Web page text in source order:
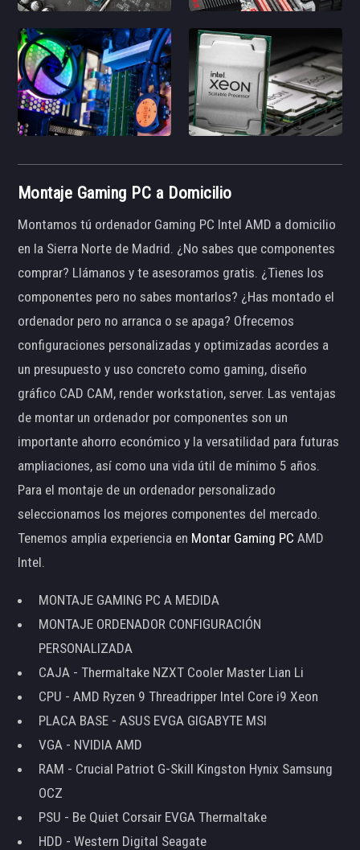
Montaje Gaming PC a Domicilio
Montamos tú ordenador Gaming PC Intel AMD a domicilio
en la Sierra Norte de Madrid. ¿No sabes que componentes
comprar? Llámanos y te asesoramos gratis. ¿Tienes los
componentes pero no sabes montarlos? ¿Has montado el
ordenador pero no arranca o se apaga? Ofrecemos
configuraciones personalizadas y optimizadas acordes a
un presupuesto y uso concreto como gaming, diseño
gráfico CAD CAM, render workstation, server. Las ventajas
de montar un ordenador por componentes son un
importante ahorro económico y la versatilidad para futuras
ampliaciones, así como una vida útil de mínimo 5 años.
Para el montaje de un ordenador personalizado
seleccionamos los mejores componentes del mercado.
Tenemos amplia experiencia en Montar Gaming PC AMD
Intel.
MONTAJE GAMING PC A MEDIDA
MONTAJE ORDENADOR CONFIGURACIÓN
PERSONALIZADA
CAJA - Thermaltake NZXT Cooler Master Lian Li
CPU - AMD Ryzen 9 Threadripper Intel Core i9 Xeon
PLACA BASE - ASUS EVGA GIGABYTE MSI
VGA - NVIDIA AMD
RAM - Crucial Patriot G-Skill Kingston Hynix Samsung
OCZ
PSU - Be Quiet Corsair EVGA Thermaltake
HDD - Western Digital Seagate